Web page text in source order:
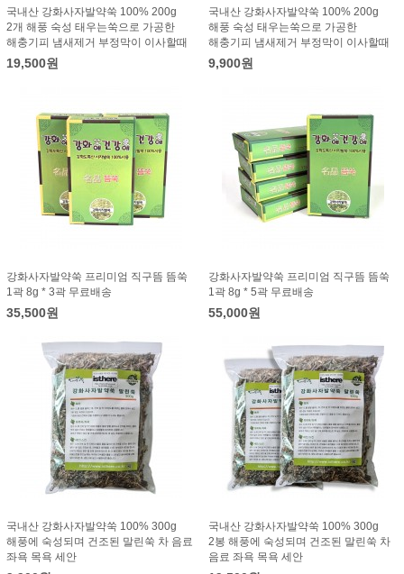
국내산 강화사자발약쑥 100% 200g
2개 해풍 숙성 태우는쑥으로 가공한
해충기피 냄새제거 부정막이 이사할때
19,500원
국내산 강화사자발약쑥 100% 200g
해풍 숙성 태우는쑥으로 가공한
해충기피 냄새제거 부정막이 이사할때
9,900원
강화사자발약쑥 프리미엄 직구뜸 뜸쑥
1곽 8g * 3곽 무료배송
35,500원
강화사자발약쑥 프리미엄 직구뜸 뜸쑥
1곽 8g * 5곽 무료배송
55,000원
국내산 강화사자발약쑥 100% 300g
해풍에 숙성되며 건조된 말린쑥 차 음료
좌욕 목욕 세안
국내산 강화사자발약쑥 100% 300g
2봉 해풍에 숙성되며 건조된 말린쑥 차
음료 좌욕 목욕 세안